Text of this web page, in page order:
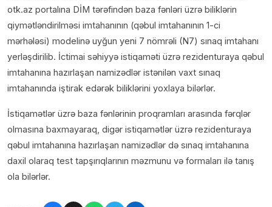
otk.az portalına DİM tərəfindən baza fənləri üzrə biliklərin
qiymətləndirilməsi imtahanının (qəbul imtahanının 1-ci
mərhələsi) modelinə uyğun yeni 7 nömrəli (N7) sınaq imtahanı
yerləşdirilib. İctimai səhiyyə istiqaməti üzrə rezidenturaya qəbul
imtahanına hazırlaşan namizədlər istənilən vaxt sınaq
imtahanında iştirak edərək biliklərini yoxlaya bilərlər.
İstiqamətlər üzrə baza fənlərinin proqramları arasında fərqlər
olmasına baxmayaraq, digər istiqamətlər üzrə rezidenturaya
qəbul imtahanına hazırlaşan namizədlər də sınaq imtahanına
daxil olaraq test tapşırıqlarının məzmunu və formaları ilə tanış
ola bilərlər.